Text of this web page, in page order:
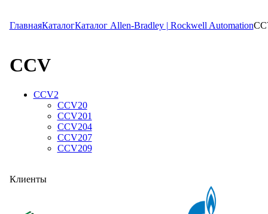
ГлавнаяКаталогКаталог Allen-Bradley | Rockwell Automation
CCV
CCV2
CCV20
CCV201
CCV204
CCV207
CCV209
Клиенты